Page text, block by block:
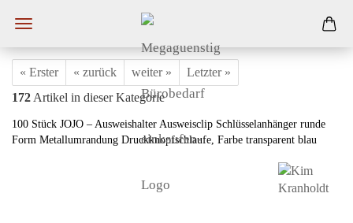
« Erster « zurück weiter »
Letzter »
172 Artikel in dieser Kategorie
100 Stück JOJO – Ausweishalter Ausweisclip Schlüsselanhänger runde
Form Metallumrandung Druckknopfschlaufe, Farbe transparent blau